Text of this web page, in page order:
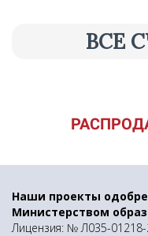
ВСЕ
Наши проекты
Министерством
Лицензия: № Л035-